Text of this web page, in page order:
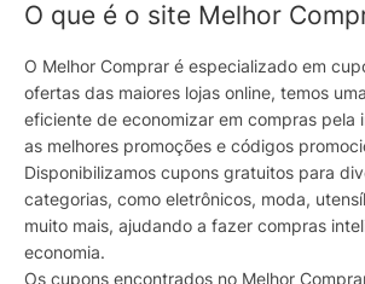
O que é o site Melhor
O Melhor Comprar é especializado em
ofertas das maiores lojas online, temos
eficiente de economizar em compras pela
as melhores promoções e códigos
Disponibilizamos cupons gratuitos para
categorias, como eletrônicos, moda,
muito mais, ajudando a fazer compras
economia.
Os cupons encontrados no Melhor